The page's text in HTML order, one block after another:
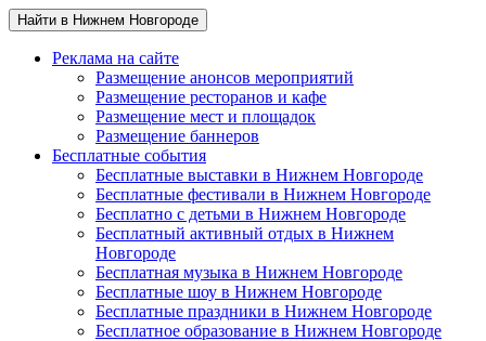
Найти в Нижнем Новгороде
Реклама на сайте
Размещение анонсов мероприятий
Размещение ресторанов и кафе
Размещение мест и площадок
Размещение баннеров
Бесплатные события
Бесплатные выставки в Нижнем Новгороде
Бесплатные фестивали в Нижнем Новгороде
Бесплатно с детьми в Нижнем Новгороде
Бесплатный активный отдых в Нижнем
Новгороде
Бесплатная музыка в Нижнем Новгороде
Бесплатные шоу в Нижнем Новгороде
Бесплатные праздники в Нижнем Новгороде
Бесплатное образование в Нижнем Новгороде